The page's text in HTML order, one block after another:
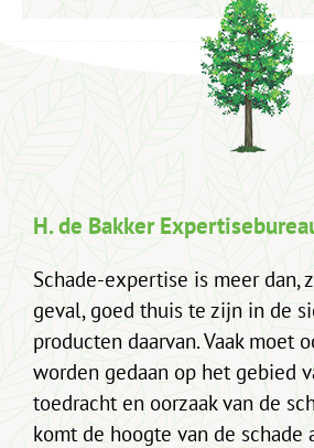
H. de Bakker
Schade-expertise is meer dan,
geval, goed thuis te zijn in de
producten daarvan. Vaak moet
worden gedaan op het gebied
toedracht en oorzaak van de
komt de hoogte van de schade